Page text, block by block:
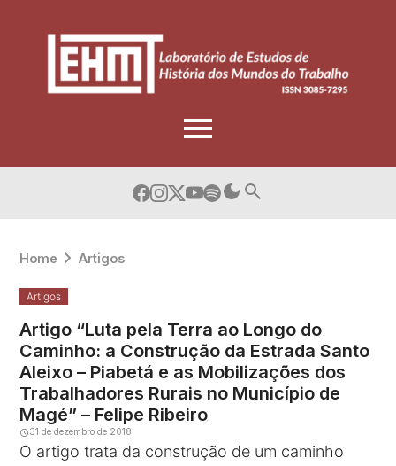
Home Artigos
Artigos
Artigo “Luta pela Terra ao Longo do
Caminho: a Construção da Estrada Santo
Aleixo – Piabetá e as Mobilizações dos
Trabalhadores Rurais no Município de
Magé” – Felipe Ribeiro
31 de dezembro de 2018
O artigo trata da construção de um caminho